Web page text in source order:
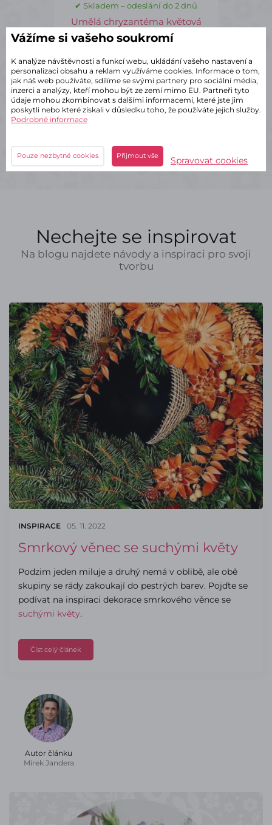
✔ Skladem – odeslání do 2 dnů
Umělá chryzantéma květová
hlava žluto-oranžová – ø 10 cm
(balení 12 ks)
91 Kčs DPH
za balení
7,62 Kčs DPH / ks
Balenípo 12 ks
Nechejte se inspirovat
Na blogu najdete návody a inspiraci pro svoji
tvorbu
INSPIRACE 05. 11. 2022
Smrkový věnec se suchými květy
Podzim jeden miluje a druhý nemá v oblibě, ale obě
skupiny se rády zakoukají do pestrých barev. Pojďte se
podívat na inspiraci dekorace smrkového věnce se
suchými květy.
Číst celý článek
Autor článku
Mirek Jandera
Vážíme si vašeho soukromí
K analýze návštěvnosti a funkcí webu, ukládání vašeho nastavení a
personalizaci obsahu a reklam využíváme cookies. Informace o tom,
jak náš web používáte, sdílíme se svými partnery pro sociální média,
inzerci a analýzy, kteří mohou být ze zemí mimo EU. Partneři tyto
údaje mohou zkombinovat s dalšími informacemi, které jste jim
poskytli nebo které získali v důsledku toho, že používáte jejich služby.
Podrobné informace
Pouze nezbytné cookies Přijmout vše Spravovat cookies